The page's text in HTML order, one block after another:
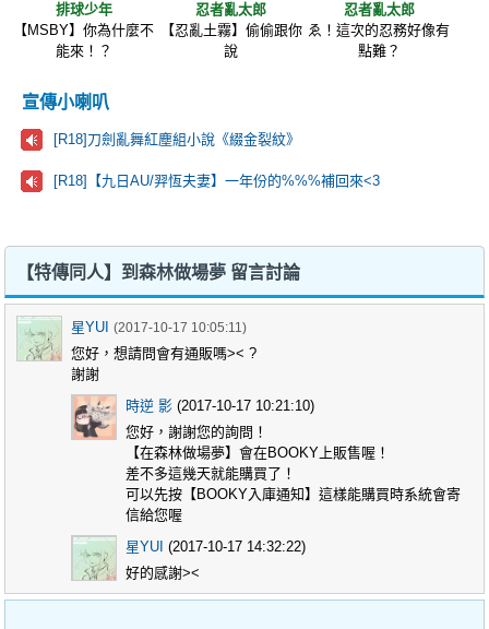
排球少年
【MSBY】你為什麼不
能來！？
忍者亂太郎
【忍亂土霧】偷偷跟你
說
忍者亂太郎
ゑ！這次的忍務好像有
點難？
宣傳小喇叭
[R18]刀劍亂舞紅塵組小說《綴金裂紋》
[R18]【九日AU/羿恆夫妻】一年份的%%%補回來<3
【特傳同人】到森林做場夢 留言討論
星YUI (2017-10-17 10:05:11)
您好，想請問會有通販嗎>< ?
謝謝
時逆 影 (2017-10-17 10:21:10)
您好，謝謝您的詢問！
【在森林做場夢】會在BOOKY上販售喔！
差不多這幾天就能購買了！
可以先按【BOOKY入庫通知】這樣能購買時系統會寄
信給您喔
星YUI (2017-10-17 14:32:22)
好的感謝><